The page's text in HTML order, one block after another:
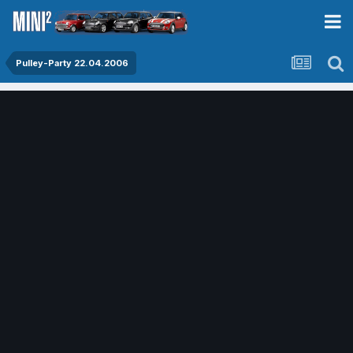
Pulley-Party 22.04.2006